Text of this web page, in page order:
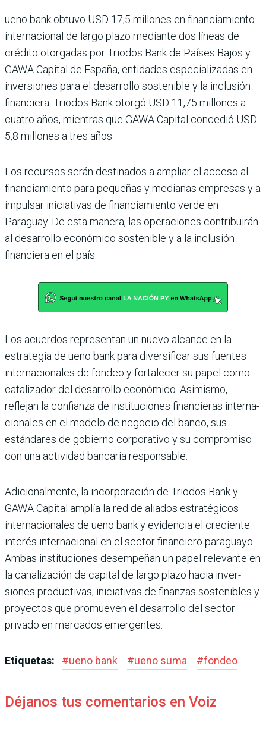
ueno bank obtuvo USD 17,5 millones en financiamiento
internacional de largo plazo mediante dos líneas de
crédito otorgadas por Triodos Bank de Países Bajos y
GAWA Capi­tal de España, entidades espe­cializadas en
inversiones para el desarrollo sostenible y la inclusión
financiera. Triodos Bank otorgó USD 11,75 millo­nes a
cuatro años, mientras que GAWA Capital concedió USD
5,8 millones a tres años.
Los recursos serán desti­nados a ampliar el acceso al
financiamiento para peque­ñas y medianas empresas y a
impulsar iniciativas de finan­ciamiento verde en
Paraguay. De esta manera, las operacio­nes contribuirán
al desarrollo económico sostenible y a la inclusión
financiera en el país.
Los acuerdos representan un nuevo alcance en la
estrategia de ueno bank para diversificar sus fuentes
internacionales de fondeo y fortalecer su papel como
catalizador del desa­rrollo económico. Asimismo,
reflejan la confianza de insti­tuciones financieras interna­
cionales en el modelo de nego­cio del banco, sus
estándares de gobierno corporativo y su compromiso
con una activi­dad bancaria responsable.
Adicionalmente, la incor­poración de Triodos Bank y
GAWA Capital amplía la red de aliados estratégicos
inter­nacionales de ueno bank y evidencia el creciente
inte­rés internacional en el sec­tor financiero paraguayo.
Ambas instituciones des­empeñan un papel relevante en
la canalización de capital de largo plazo hacia inver­
siones productivas, iniciati­vas de finanzas sostenibles y
proyectos que promueven el desarrollo del sector
privado en mercados emergentes.
Etiquetas: #ueno bank #ueno suma #fondeo
Déjanos tus comentarios en Voiz